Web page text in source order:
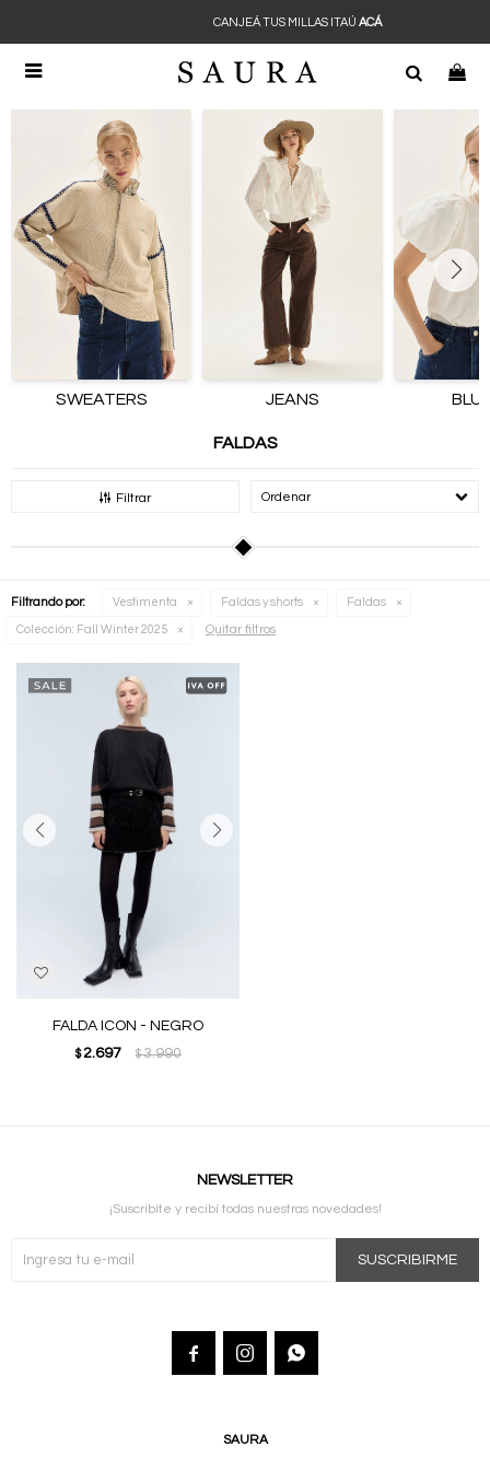

CANJEÁ TUS MILLAS ITAÚ ACÁ
SWEATERS JEANS
FALDAS
Filtrar Recomendados
Filtrando por: Vestimenta Faldas y shorts Faldas
Colección: Fall Winter 2025 Quitar filtros
FALDA ICON - NEGRO
$ 2.697 $3.990
SAURA
NEWSLETTER
¡Suscribite y recibí todas nuestras novedades!
SUSCRIBIRME
  